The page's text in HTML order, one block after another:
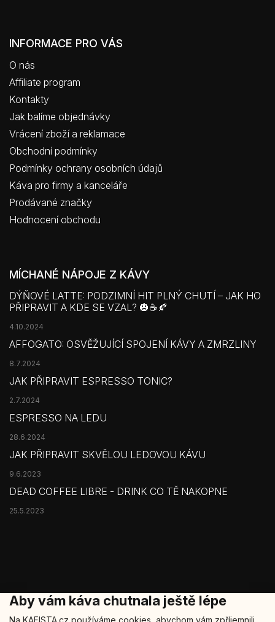
Aby vám káva chutnala ještě lépe
Na KAFISTA.cz používáme cookies, abychom vám zpříjemnili
INFORMACE PRO VÁS
O nás
Affiliate program
Kontakty
Jak balíme objednávky
Vrácení zboží a reklamace
Obchodní podmínky
Podmínky ochrany osobních údajů
Káva pro firmy a kanceláře
Prodávané značky
Hodnocení obchodu
MÍCHANÉ NÁPOJE Z KÁVY
DÝŇOVÉ LATTE: PODZIMNÍ HIT PLNÝ CHUTÍ – JAK HO
PŘIPRAVIT A KDE SE VZAL? 🎃☕🍂
4.10.2024
AFFOGATO: OSVĚŽUJÍCÍ SPOJENÍ KÁVY A ZMRZLINY
8.7.2024
JAK PŘIPRAVIT ESPRESSO TONIC?
2.7.2024
ESPRESSO NA LEDU
28.6.2024
JAK PŘIPRAVIT SKVĚLOU LEDOVOU KÁVU
9.6.2023
DEAD COFFEE LIBRE - DRINK CO TĚ NAKOPNE
25.5.2023